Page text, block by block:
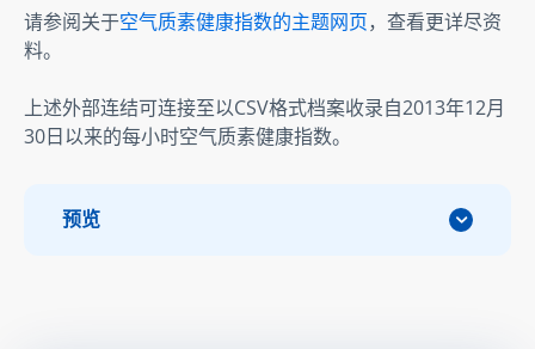
请参阅关于空气质素健康指数的主题网页，查看更详尽资
料。
上述外部连结可连接至以CSV格式档案收录自2013年12月
30日以来的每小时空气质素健康指数。
预览